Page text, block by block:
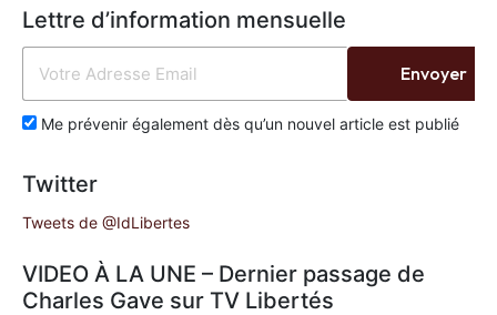
Lettre d’information mensuelle
Me prévenir également dès qu’un nouvel article est publié
Envoyer
Twitter
Tweets de @IdLibertes
VIDEO À LA UNE – Dernier passage de
Charles Gave sur TV Libertés